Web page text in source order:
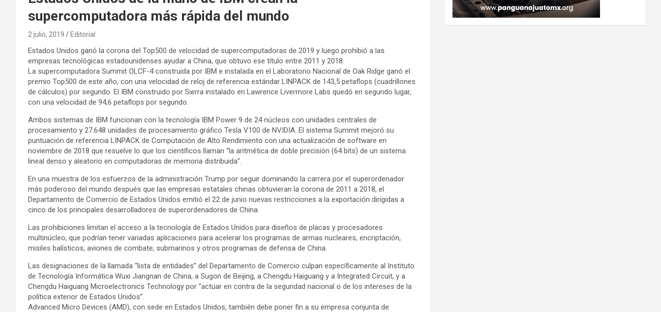
supercomputadora más rápida del mundo
2 julio, 2019 Editorial
Estados Unidos ganó la corona del Top500 de velocidad de supercomputadoras de 2019 y luego prohibió a las
empresas tecnológicas estadounidenses ayudar a China, que obtuvo ese título entre 2011 y 2018.
La supercomputadora Summit OLCF-4 construida por IBM e instalada en el Laboratorio Nacional de Oak Ridge ganó el
premio Top500 de este año, con una velocidad de reloj de referencia estándar LINPACK de 143,5 petaflops (cuadrillones
de cálculos) por segundo. El IBM construido por Sierra instalado en Lawrence Livermore Labs quedó en segundo lugar,
con una velocidad de 94,6 petaflops por segundo.
Ambos sistemas de IBM funcionan con la tecnología IBM Power 9 de 24 núcleos con unidades centrales de
procesamiento y 27.648 unidades de procesamiento gráfico Tesla V100 de NVIDIA. El sistema Summit mejoró su
puntuación de referencia LINPACK de Computación de Alto Rendimiento con una actualización de software en
noviembre de 2018 que resuelve lo que los científicos llaman “la aritmética de doble precisión (64 bits) de un sistema
lineal denso y aleatorio en computadoras de memoria distribuida”.
En una muestra de los esfuerzos de la administración Trump por seguir dominando la carrera por el superordenador
más poderoso del mundo después que las empresas estatales chinas obtuvieran la corona de 2011 a 2018, el
Departamento de Comercio de Estados Unidos emitió el 22 de junio nuevas restricciones a la exportación dirigidas a
cinco de los principales desarrolladores de superordenadores de China.
Las prohibiciones limitan el acceso a la tecnología de Estados Unidos para diseños de placas y procesadores
multinúcleo, que podrían tener variadas aplicaciones para acelerar los programas de armas nucleares, encriptación,
misiles balísticos, aviones de combate, submarinos y otros programas de defensa de China.
Las designaciones de la llamada “lista de entidades” del Departamento de Comercio culpan específicamente al Instituto
de Tecnología Informática Wuxi Jiangnan de China, a Sugon de Beijing, a Chengdu Haiguang y a Integrated Circuit, y a
Chengdu Haiguang Microelectronics Technology por “actuar en contra de la seguridad nacional o de los intereses de la
política exterior de Estados Unidos”.
Advanced Micro Devices (AMD), con sede en Estados Unidos, también debe poner fin a su empresa conjunta de